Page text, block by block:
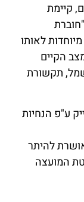
קיימת
לאותו
הקיים
תקשורת
ע"פ הנחיות
להיתר
המועצה